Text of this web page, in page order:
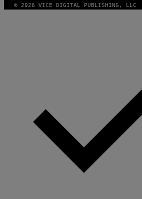
© 2026 VICE DIGITAL PUBLISHING, LLC